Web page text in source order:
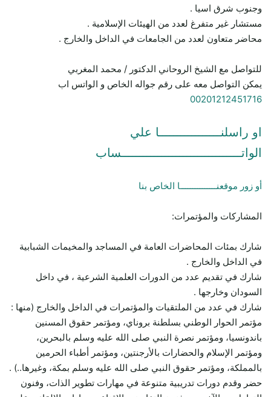
وجنوب شرق اسيا .
مستشار غير متفرغ لعدد من الهيئات الإسلامية .
محاضر متعاون لعدد من الجامعات في الداخل والخارج .
للتواصل مع الشيخ الروحاني الدكتور / محمد المغربي
يمكن التواصل معه على رقم جواله الخاص و الواتس اب
00201212451716
او راسلنـــــــــــــــــا علي
الواتـــــــــــــــــــــــــــــــــساب
أو زور موقعنـــــــــــــــا الخاص بنا
المشاركات والمؤتمرات:
شارك بمئات المحاضرات العامة في المساجد والمخيمات الشبابية
في الداخل والخارج .
شارك في تقديم عدد من الدورات العلمية الشرعية ، في داخل
السودان وخارجها .
شارك في عدد من الملتقيات والمؤتمرات في الداخل والخارج (منها :
مؤتمر الحوار الوطني بسلطنة بروناي، ومؤتمر حقوق المسنين
باندونسيا، ومؤتمر نصرة النبي صلى الله عليه وسلم بالبحرين،
ومؤتمر الإسلام والحضارات بالأرجنتين، ومؤتمر أطباء الحرمين
بالمملكة، ومؤتمر حقوق النبي صلى الله عليه وسلم بمكة، وغيرها..) .
حضر وقدم دورات تدريبية متنوعة في مهارات تطوير الذات، وفنون